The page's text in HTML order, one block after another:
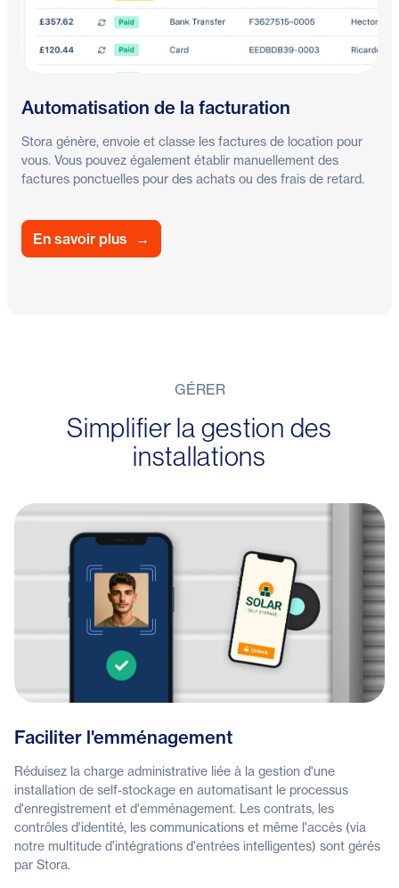
Automatisation de la facturation
Stora génère, envoie et classe les factures de location pour
vous. Vous pouvez également établir manuellement des
factures ponctuelles pour des achats ou des frais de retard.
En savoir plus →
GÉRER
Simplifier la gestion des
installations
Faciliter l'emménagement
Réduisez la charge administrative liée à la gestion d'une
installation de self-stockage en automatisant le processus
d'enregistrement et d'emménagement. Les contrats, les
contrôles d'identité, les communications et même l'accès (via
notre multitude d'intégrations d'entrées intelligentes) sont gérés
par Stora.